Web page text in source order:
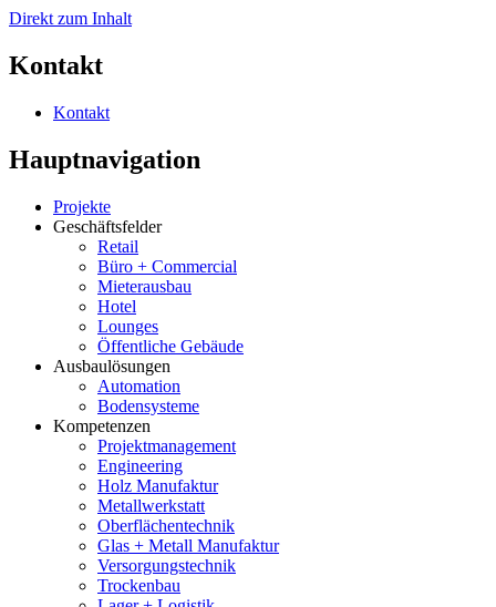
Direkt zum Inhalt
Kontakt
Kontakt
Hauptnavigation
Projekte
Geschäftsfelder
Retail
Büro + Commercial
Mieterausbau
Hotel
Lounges
Öffentliche Gebäude
Ausbaulösungen
Automation
Bodensysteme
Kompetenzen
Projektmanagement
Engineering
Holz Manufaktur
Metallwerkstatt
Oberflächentechnik
Glas + Metall Manufaktur
Versorgungstechnik
Trockenbau